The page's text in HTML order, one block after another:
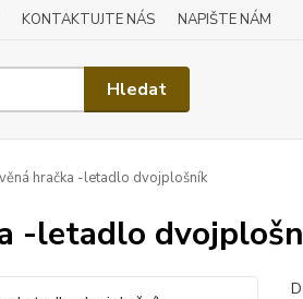
KONTAKTUJTE NÁS NAPIŠTE NÁM
Hledat
hračka -letadlo dvojplošník
-letadlo